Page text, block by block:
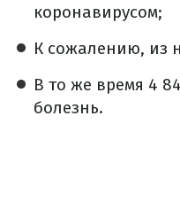
коронавирусом;
К сожалению, из
В то же время 4
болезнь.